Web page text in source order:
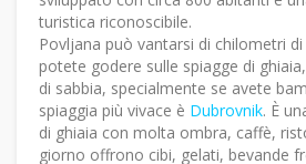
turistica riconoscibile.
Povljana può vantarsi di chilometri di
potete godere sulle spiagge di
di sabbia, specialmente se avete
spiaggia più vivace è Dubrovnik. È
di ghiaia con molta ombra, caffè,
giorno offrono cibi, gelati, bevande